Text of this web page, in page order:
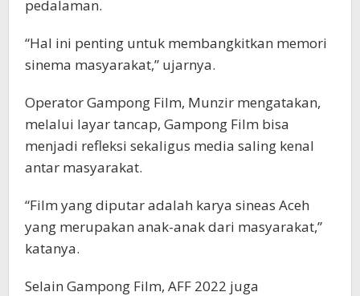
pedalaman.
“Hal ini penting untuk membangkitkan memori
sinema masyarakat,” ujarnya.
Operator Gampong Film, Munzir mengatakan,
melalui layar tancap, Gampong Film bisa
menjadi refleksi sekaligus media saling kenal
antar masyarakat.
“Film yang diputar adalah karya sineas Aceh
yang merupakan anak-anak dari masyarakat,”
katanya.
Selain Gampong Film, AFF 2022 juga